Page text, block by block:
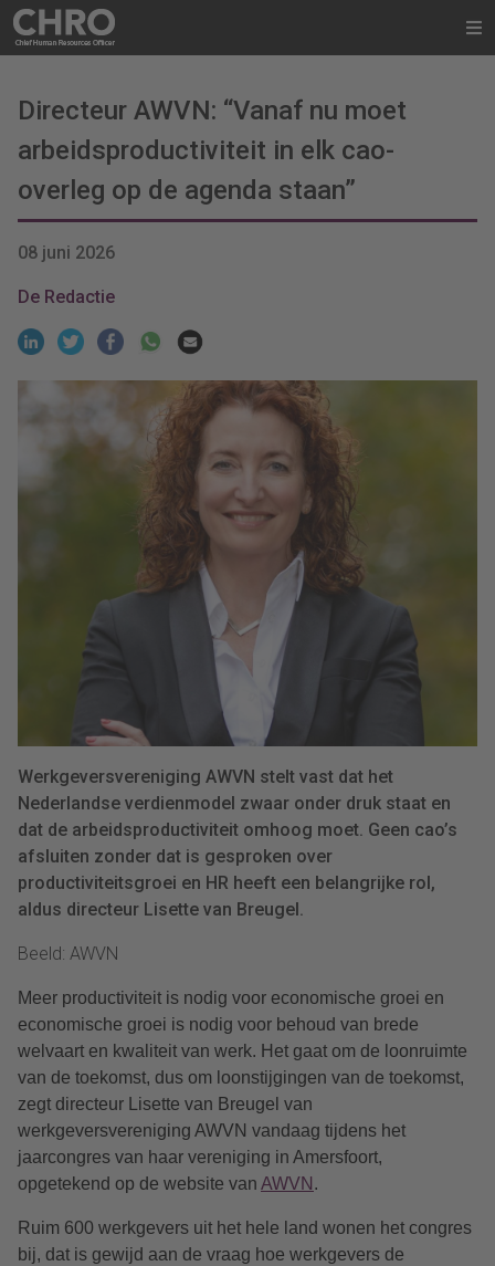
Directeur AWVN: “Vanaf nu moet
arbeidsproductiviteit in elk cao-
overleg op de agenda staan”
08 juni 2026
De Redactie
Werkgeversvereniging AWVN stelt vast dat het
Nederlandse verdienmodel zwaar onder druk staat en
dat de arbeidsproductiviteit omhoog moet. Geen cao’s
afsluiten zonder dat is gesproken over
productiviteitsgroei en HR heeft een belangrijke rol,
aldus directeur Lisette van Breugel.
Beeld: AWVN
Meer productiviteit is nodig voor economische groei en
economische groei is nodig voor behoud van brede
welvaart en kwaliteit van werk. Het gaat om de loonruimte
van de toekomst, dus om loonstijgingen van de toekomst,
zegt directeur Lisette van Breugel van
werkgeversvereniging AWVN vandaag tijdens het
jaarcongres van haar vereniging in Amersfoort,
opgetekend op de website van AWVN .
Ruim 600 werkgevers uit het hele land wonen het congres
bij, dat is gewijd aan de vraag hoe werkgevers de